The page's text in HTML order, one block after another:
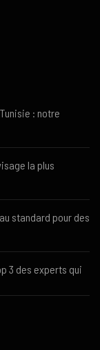
: notre
la plus
standard pour des
3 des experts qui